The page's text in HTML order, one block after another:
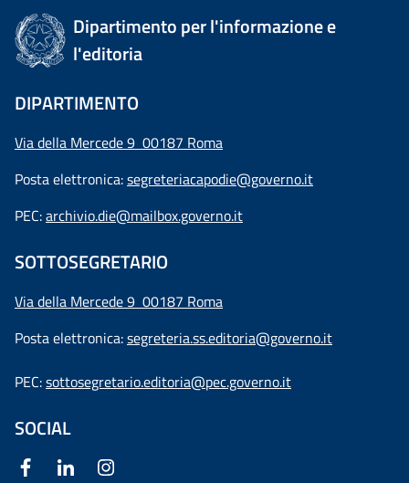
Dipartimento per l'informazione e
l'editoria
DIPARTIMENTO
Via della Mercede 9 00187 Roma
Posta elettronica:segreteriacapodie@governo.it
PEC:archivio.die@mailbox.governo.it
SOTTOSEGRETARIO
Via della Mercede 9 00187 Roma
Posta elettronica:segreteria.ss.editoria@governo.it
PEC:sottosegretario.editoria@pec.governo.it
SOCIAL